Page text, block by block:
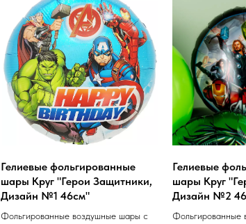
Гелиевые фольгированные
шары Круг "Герои Защитники,
Дизайн №1 46см"
Фольгированные воздушные шары с
Гелиевые
шары Круг
Дизайн №2
Фольгированные